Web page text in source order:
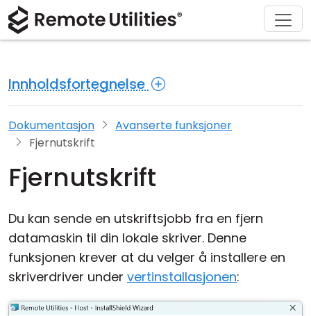
Innholdsfortegnelse
Dokumentasjon
Avanserte funksjoner
Fjernutskrift
Fjernutskrift
Du kan sende en utskriftsjobb fra en fjern
datamaskin til din lokale skriver. Denne
funksjonen krever at du velger å installere en
skriverdriver under vertinstallasjonen:
Produkt
Sikkerhet
Skjermbilder
Tilkoblingsmoduser
Uovervåket tilgang
Active Directory-støtte
Løsninger
Produksjon og detaljhandel
Helsevesen
Informasjonsteknologi
Last ned
macOS
Linux
Kjøp
Lisensassistent
Oppgrader lisensen din
Støtte
Dokumentasjon
Kunnskapsbase
Om
Presse-rom
Skriv en anmeldelse